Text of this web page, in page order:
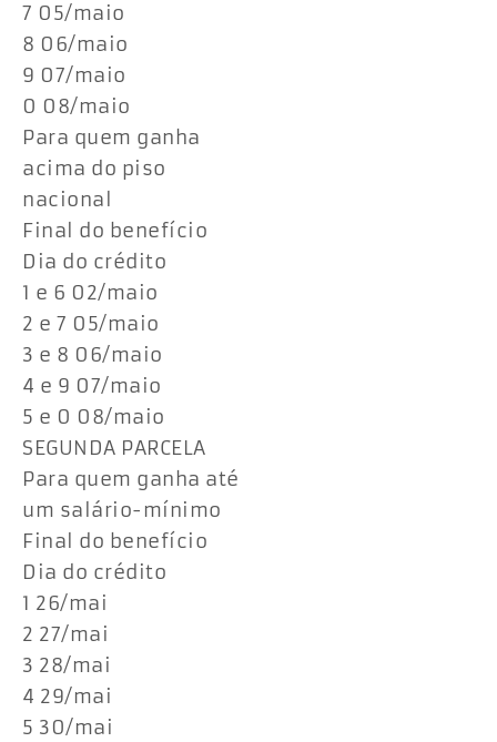
7 05/maio
8 06/maio
9 07/maio
0 08/maio
Para quem ganha
acima do piso
nacional
Final do benefício
Dia do crédito
1 e 6 02/maio
2 e 7 05/maio
3 e 8 06/maio
4 e 9 07/maio
5 e 0 08/maio
SEGUNDA PARCELA
Para quem ganha até
um salário-mínimo
Final do benefício
Dia do crédito
1 26/mai
2 27/mai
3 28/mai
4 29/mai
5 30/mai